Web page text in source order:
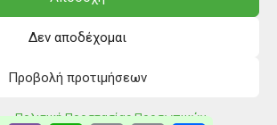
Δεν αποδέχομαι
Προβολή προτιμήσεων
Πολιτική Προστασίας Προσωπικών
© Copyright: Ethos Media S.A.